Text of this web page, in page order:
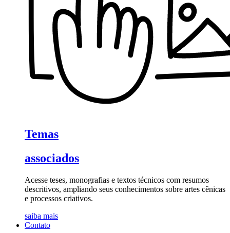
Temas
associados
Acesse teses, monografias e textos técnicos com resumos
descritivos, ampliando seus conhecimentos sobre artes cênicas
e processos criativos.
saiba mais
Contato